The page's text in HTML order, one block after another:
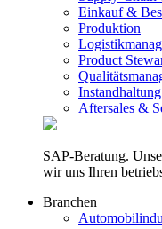
Einkauf &
Produktion
Product
Instandhaltung
Aftersales &
SAP-Beratung.
wir uns Ihren
Branchen